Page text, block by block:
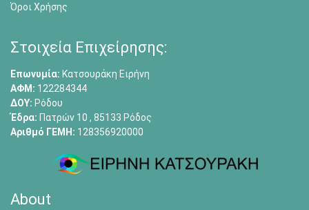
Όροι Χρήσης
Στοιχεία Επιχείρησης:
Επωνυμία: Κατσουράκη Ειρήνη
ΑΦΜ: 122284344
ΔΟΥ: Ρόδου
Έδρα: Πατρών 10 , 85133 Ρόδος
Αριθμό ΓΕΜΗ: 128356920000
About